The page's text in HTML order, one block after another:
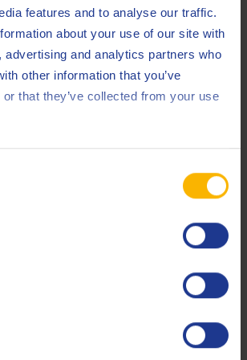
features and to analyse our traffic.
about your use of our site with
advertising and analytics partners who
other information that you’ve
that they’ve collected from your use
Techno Eco FE 0W-20